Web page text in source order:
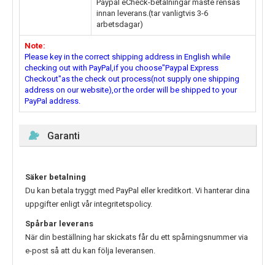
Paypal eCheck-betalningar måste rensas
innan leverans.(tar vanligtvis 3-6
arbetsdagar)
Note:
Please key in the correct shipping address in English while
checking out with PayPal,if you choose"Paypal Express
Checkout"as the check out process(not supply one shipping
address on our website),or the order will be shipped to your
PayPal address.
Garanti
Säker betalning
Du kan betala tryggt med PayPal eller kreditkort. Vi hanterar dina
uppgifter enligt vår integritetspolicy.
Spårbar leverans
När din beställning har skickats får du ett spårningsnummer via
e-post så att du kan följa leveransen.